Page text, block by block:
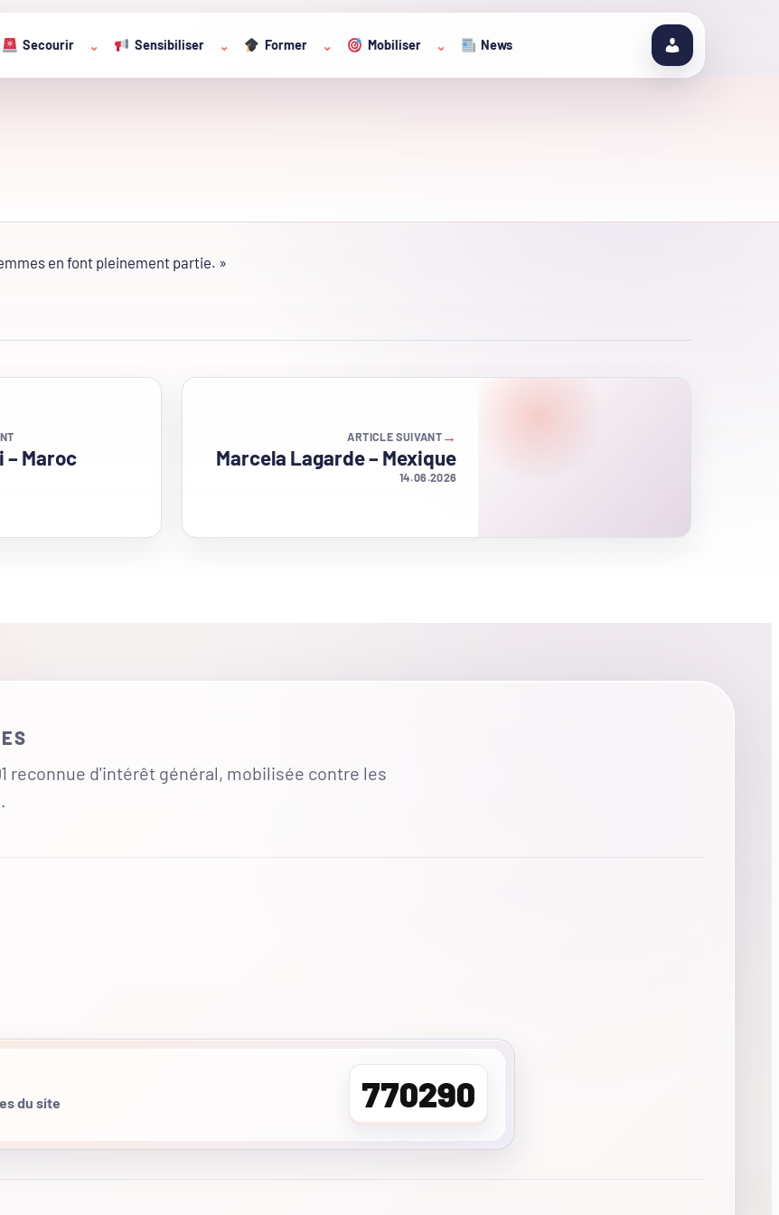
Secourir ⌄ Sensibiliser ⌄ Former ⌄ Mobiliser ⌄ News
en font pleinement partie. »
– Maroc
→
ARTICLE SUIVANT
Marcela Lagarde – Mexique
14.06.2026
reconnue d'intérêt général, mobilisée contre les
du site 770290